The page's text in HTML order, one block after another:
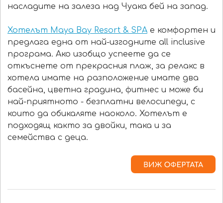
насладите на залеза над Чуака бей на запад.
Хотелът Maya Bay Resort & SPA е комфортен и
предлага една от най-изгодните all inclusive
програма. Ако изобщо успеете да се
откъснете от прекрасния плаж, за релакс в
хотела имате на разположение имате два
басейна, цветна градина, фитнес и може би
най-приятното - безплатни велосипеди, с
които да обикаляте наоколо. Хотелът е
подходящ както за двойки, така и за
семейства с деца.